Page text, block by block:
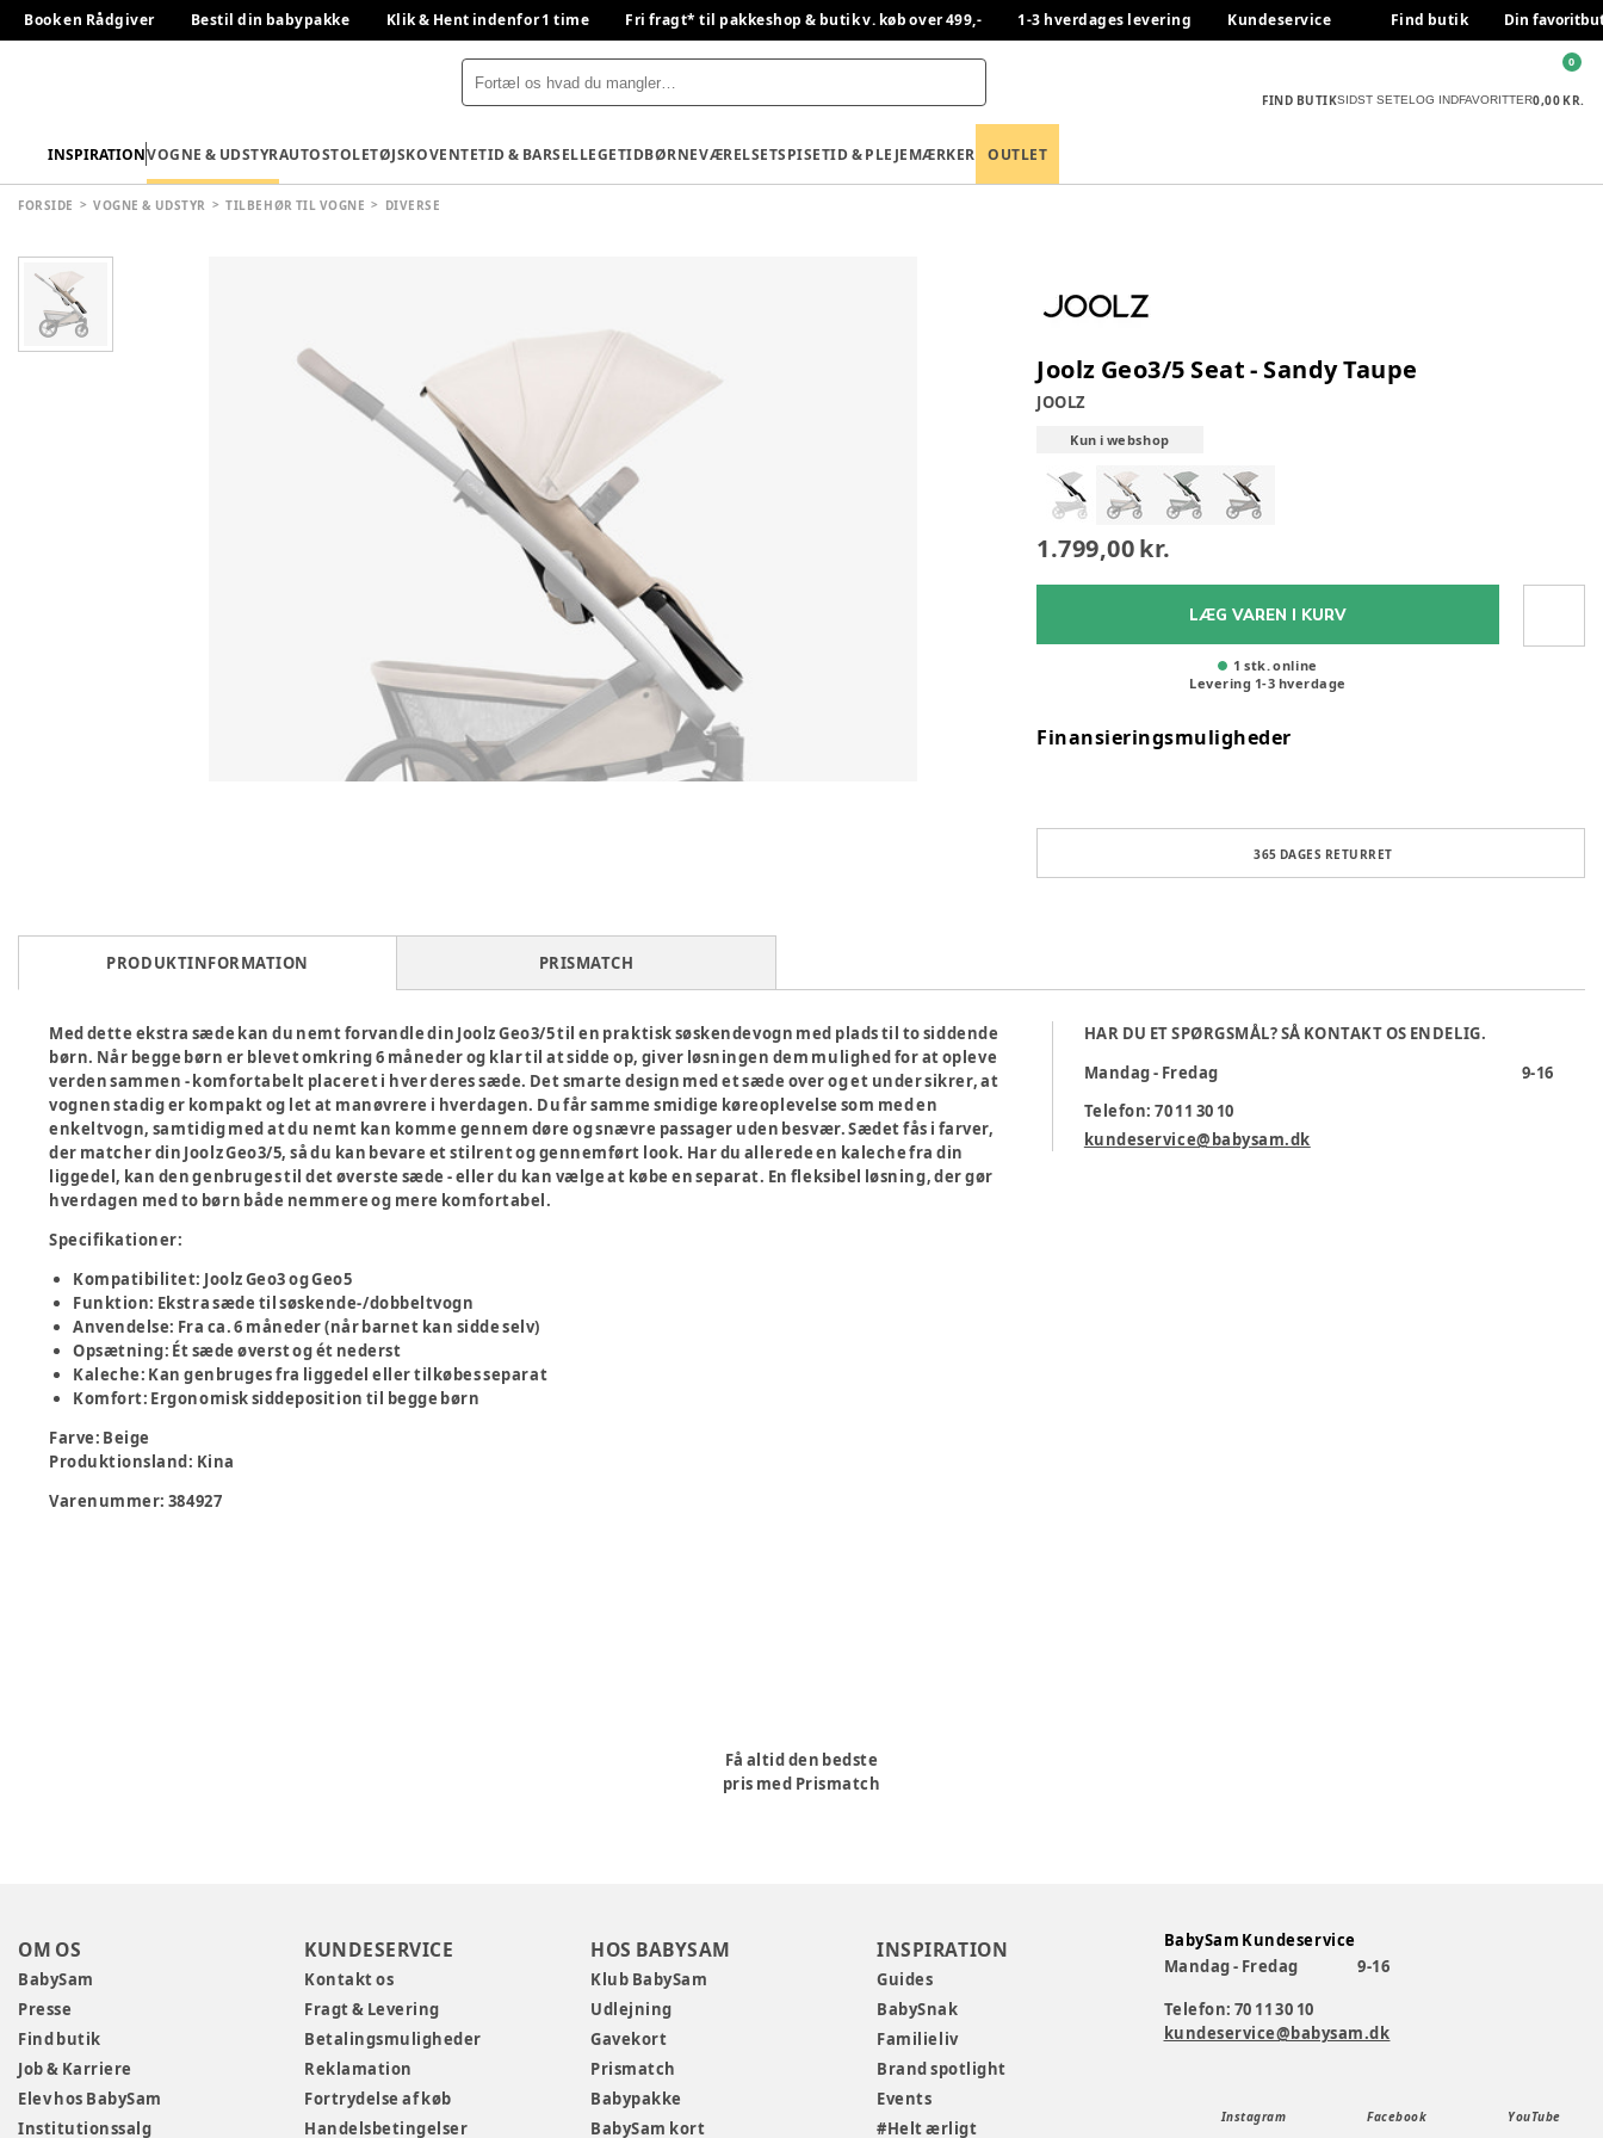
Book en Rådgiver Bestil din babypakke Klik & Hent indenfor 1 time Fri fragt* til pakkeshop & butik v. køb over 499,- 1-3 hverdages levering Kundeservice Find butik Din
FIND BUTIKSIDST SETELOG INDFAVORITTER0,00 KR.
0
INSPIRATIONVOGNE & UDSTYRAUTOSTOLETØJSKOVENTETID & BARSELLEGETIDBØRNEVÆRELSETSPISETID & PLEJEMÆRKER OUTLET
FORSIDE VOGNE & UDSTYR TILBEHØR TIL VOGNE DIVERSE
Joolz Geo3/5 Seat - Sandy Taupe
JOOLZ
Kun i webshop
1.799,00 kr.
LÆG VAREN I KURV
1 stk. online
Levering 1-3 hverdage
Finansieringsmuligheder
365 DAGES RETURRET
PRODUKTINFORMATION PRISMATCH
Med dette ekstra sæde kan du nemt forvandle din Joolz Geo3/5 til en praktisk søskendevogn med plads til to siddende
børn. Når begge børn er blevet omkring 6 måneder og klar til at sidde op, giver løsningen dem mulighed for at opleve
verden sammen - komfortabelt placeret i hver deres sæde. Det smarte design med et sæde over og et under sikrer, at
vognen stadig er kompakt og let at manøvrere i hverdagen. Du får samme smidige køreoplevelse som med en
enkeltvogn, samtidig med at du nemt kan komme gennem døre og snævre passager uden besvær. Sædet fås i farver,
der matcher din Joolz Geo3/5, så du kan bevare et stilrent og gennemført look. Har du allerede en kaleche fra din
liggedel, kan den genbruges til det øverste sæde - eller du kan vælge at købe en separat. En fleksibel løsning, der gør
hverdagen med to børn både nemmere og mere komfortabel.
Specifikationer:
Kompatibilitet: Joolz Geo3 og Geo5
Funktion: Ekstra sæde til søskende-/dobbeltvogn
Anvendelse: Fra ca. 6 måneder (når barnet kan sidde selv)
Opsætning: Ét sæde øverst og ét nederst
Kaleche: Kan genbruges fra liggedel eller tilkøbes separat
Komfort: Ergonomisk siddeposition til begge børn
Farve: Beige
Produktionsland: Kina
Varenummer: 384927
HAR DU ET SPØRGSMÅL? SÅ KONTAKT OS ENDELIG.
Mandag - Fredag
9-16
Telefon: 70 11 30 10
kundeservice@babysam.dk
Få altid den bedste
pris med Prismatch
OM OS
BabySam
Presse
Find butik
Job & Karriere
Elev hos BabySam
Institutionssalg
KUNDESERVICE
Kontakt os
Fragt & Levering
Betalingsmuligheder
Reklamation
Fortrydelse af køb
Handelsbetingelser
HOS BABYSAM
Klub BabySam
Udlejning
Gavekort
Prismatch
Babypakke
BabySam kort
INSPIRATION
Guides
BabySnak
Familieliv
Brand spotlight
Events
#Helt ærligt
BabySam Kundeservice
Mandag - Fredag
9-16
Telefon: 70 11 30 10
kundeservice@babysam.dk
Instagram Facebook YouTube